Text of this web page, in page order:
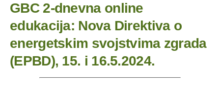
GBC 2-dnevna online
edukacija: Nova Direktiva o
energetskim svojstvima zgrada
(EPBD), 15. i 16.5.2024.